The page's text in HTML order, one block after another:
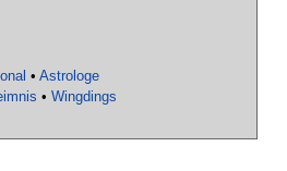
• Astrologe
• Wingdings